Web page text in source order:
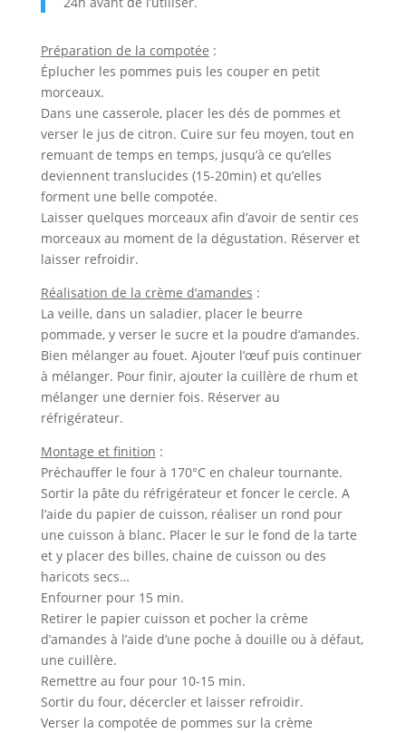
Préparation de la compotée :
Éplucher les pommes puis les couper en petit
morceaux.
Dans une casserole, placer les dés de pommes et
verser le jus de citron. Cuire sur feu moyen, tout en
remuant de temps en temps, jusqu’à ce qu’elles
deviennent translucides (15-20min) et qu’elles
forment une belle compotée.
Laisser quelques morceaux afin d’avoir de sentir ces
morceaux au moment de la dégustation. Réserver et
laisser refroidir.
Réalisation de la crème d’amandes :
La veille, dans un saladier, placer le beurre
pommade, y verser le sucre et la poudre d’amandes.
Bien mélanger au fouet. Ajouter l’œuf puis continuer
à mélanger. Pour finir, ajouter la cuillère de rhum et
mélanger une dernier fois. Réserver au
réfrigérateur.
Montage et finition :
Préchauffer le four à 170°C en chaleur tournante.
Sortir la pâte du réfrigérateur et foncer le cercle. A
l’aide du papier de cuisson, réaliser un rond pour
une cuisson à blanc. Placer le sur le fond de la tarte
et y placer des billes, chaine de cuisson ou des
haricots secs…
Enfourner pour 15 min.
Retirer le papier cuisson et pocher la crème
d’amandes à l’aide d’une poche à douille ou à défaut,
une cuillère.
Remettre au four pour 10-15 min.
Sortir du four, décercler et laisser refroidir.
Verser la compotée de pommes sur la crème